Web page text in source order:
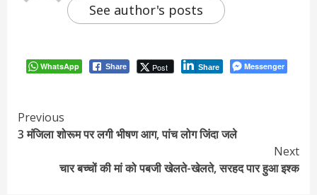
See author's posts
WhatsApp Share Post Share Messenger
Continue
Reading
Previous
3 मंजिला शोरूम पर लगी भीषण आग, पांच लोग जिंदा जले
Next
चार बच्चों की मां को पबजी खेलते-खेलते, सरहद पार हुआ इश्क